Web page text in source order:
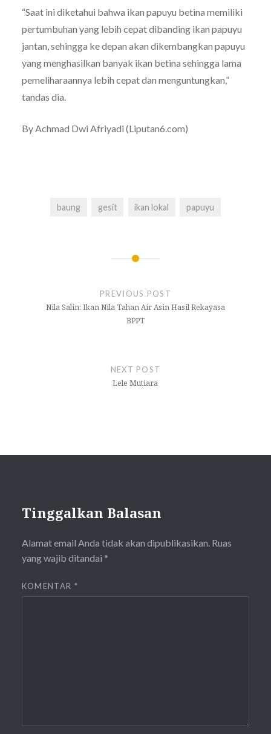
“Saat ini diketahui bahwa ikan papuyu betina memiliki
pertumbuhan yang lebih cepat dibanding ikan papuyu
jantan, sehingga ke depan akan dikembangkan papuyu
yang menghasilkan banyak ikan betina sehingga lama
pemeliharaannya lebih cepat dan menguntungkan,”
tandas dia.
ByAchmad Dwi Afriyadi (Liputan6.com)
baung gesit ikan lokal papuyu
PREVIOUS POST
Nila Salin: Ikan Nila Tahan Air Asin Hasil Rekayasa
BPPT
NEXT POST
Lele Mutiara
Tinggalkan Balasan
Alamat email Anda tidak akan dipublikasikan. Ruas
yang wajib ditandai *
KOMENTAR *